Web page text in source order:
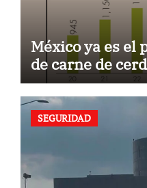
México ya es
de carne de
SEGURIDAD